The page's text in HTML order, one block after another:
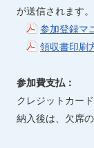
が送信されます。
参加登録マ
領収書印刷
参加費支払：
クレジットカー
納入後は、欠席